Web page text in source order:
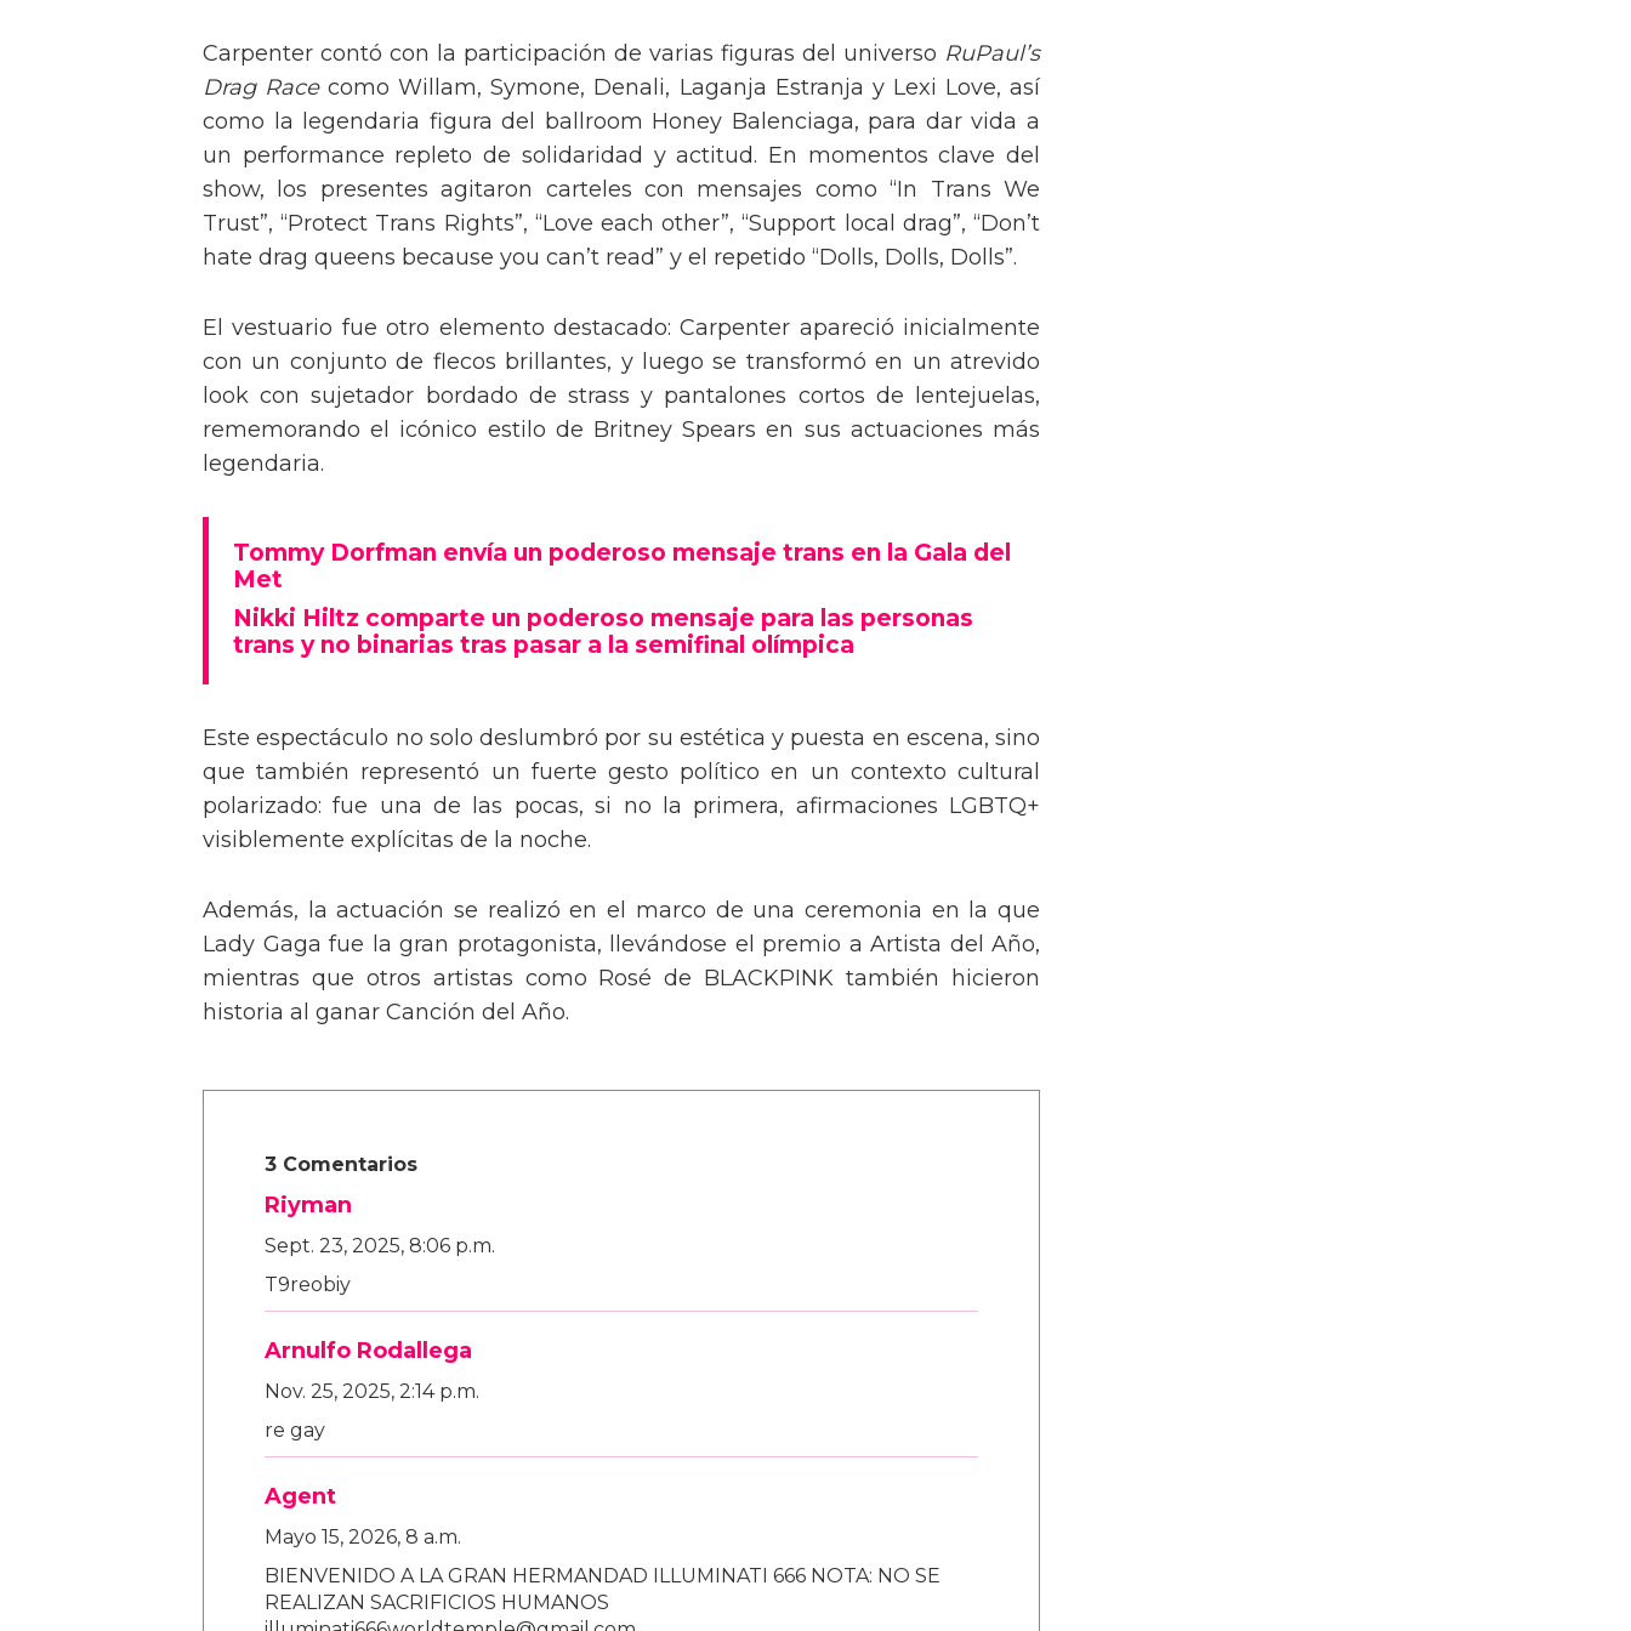
Carpenter contó con la participación de varias figuras del universo RuPaul’s
Drag Racecomo Willam, Symone, Denali, Laganja Estranja y Lexi Love, así
como la legendaria figura del ballroom Honey Balenciaga, para dar vida a
un performance repleto de solidaridad y actitud. En momentos clave del
show, los presentes agitaron carteles con mensajes como “In Trans We
Trust”, “Protect Trans Rights”, “Love each other”, “Support local drag”, “Don’t
hate drag queens because you can’t read” y el repetido “Dolls, Dolls, Dolls”.
El vestuario fue otro elemento destacado: Carpenter apareció inicialmente
con un conjunto de flecos brillantes, y luego se transformó en un atrevido
look con sujetador bordado de strass y pantalones cortos de lentejuelas,
rememorando el icónico estilo de Britney Spears en sus actuaciones más
legendaria.
Tommy Dorfman envía un poderoso mensaje trans en la Gala del
Met
Nikki Hiltz comparte un poderoso mensaje para las personas
trans y no binarias tras pasar a la semifinal olímpica
Este espectáculo no solo deslumbró por su estética y puesta en escena, sino
que también representó un fuerte gesto político en un contexto cultural
polarizado: fue una de las pocas, si no la primera, afirmaciones LGBTQ+
visiblemente explícitas de la noche.
Además, la actuación se realizó en el marco de una ceremonia en la que
Lady Gaga fue la gran protagonista, llevándose el premio a Artista del Año,
mientras que otros artistas como Rosé de BLACKPINK también hicieron
historia al ganar Canción del Año.
3 Comentarios
Riyman
Sept. 23, 2025, 8:06 p.m.
T9reobiy
Arnulfo Rodallega
Nov. 25, 2025, 2:14 p.m.
re gay
Agent
Mayo 15, 2026, 8 a.m.
BIENVENIDO A LA GRAN HERMANDAD ILLUMINATI 666 NOTA: NO SE
REALIZAN SACRIFICIOS HUMANOS